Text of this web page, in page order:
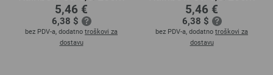
5,46 €
6,38 $
bez PDV-a, dodatno troškovi za
dostavu
5,46 €
6,38 $
bez PDV-a, dodatno troškovi za
dostavu